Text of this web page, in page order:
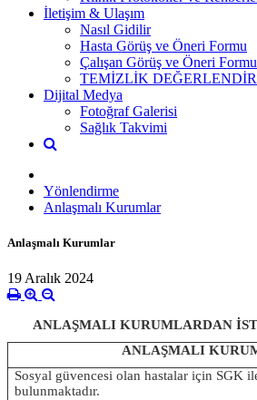
İletişim & Ulaşım
Nasıl Gidilir
Hasta Görüş ve Öneri Formu
Çalışan Görüş ve Öneri Formu
TEMİZLİK
Dijital Medya
Fotoğraf Galerisi
Sağlık Takvimi
Yönlendirme
Anlaşmalı Kurumlar
Anlaşmalı Kurumlar
19 Aralık 2024
ANLAŞMALI KURUMLARDAN
ANLAŞMALI
Sosyal güvencesi olan hastalar için SGK
bulunmaktadır.